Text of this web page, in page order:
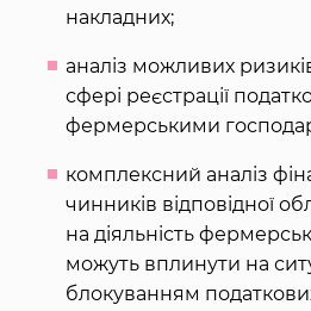
накладних;
аналіз можливих
сфері реєстрації
фермерськими
комплексний аналіз
чинників відповідної
на діяльність
можуть вплинути на
блокуванням